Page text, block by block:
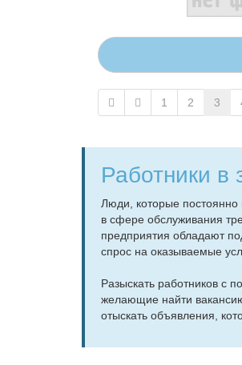
1 2 3
Работники в
Лю­ди, ко­то­рые
в сфе­ре об­слу­жи­ва­ния
пред­при­я­тия об­ла­да­ют
спрос на ока­зы­ва­е­мые
Разыс­кать ра­бот­ни­ков с
же­ла­ю­щие най­ти
отыс­кать объ­яв­ле­ния,